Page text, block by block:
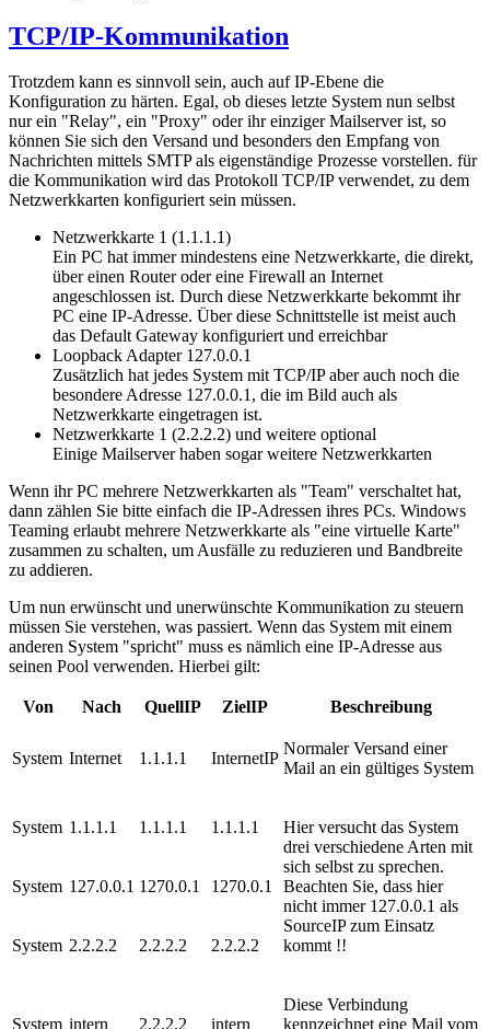
TCP/IP-Kommunikation
Trotzdem kann es sinnvoll sein, auch auf IP-Ebene die
Konfiguration zu härten. Egal, ob dieses letzte System nun selbst
nur ein "Relay", ein "Proxy" oder ihr einziger Mailserver ist, so
können Sie sich den Versand und besonders den Empfang von
Nachrichten mittels SMTP als eigenständige Prozesse vorstellen. für
die Kommunikation wird das Protokoll TCP/IP verwendet, zu dem
Netzwerkkarten konfiguriert sein müssen.
Netzwerkkarte 1 (1.1.1.1)
Ein PC hat immer mindestens eine Netzwerkkarte, die direkt,
über einen Router oder eine Firewall an Internet
angeschlossen ist. Durch diese Netzwerkkarte bekommt ihr
PC eine IP-Adresse. Über diese Schnittstelle ist meist auch
das Default Gateway konfiguriert und erreichbar
Loopback Adapter 127.0.0.1
Zusätzlich hat jedes System mit TCP/IP aber auch noch die
besondere Adresse 127.0.0.1, die im Bild auch als
Netzwerkkarte eingetragen ist.
Netzwerkkarte 1 (2.2.2.2) und weitere optional
Einige Mailserver haben sogar weitere Netzwerkkarten
Wenn ihr PC mehrere Netzwerkkarten als "Team" verschaltet hat,
dann zählen Sie bitte einfach die IP-Adressen ihres PCs. Windows
Teaming erlaubt mehrere Netzwerkkarte als "eine virtuelle Karte"
zusammen zu schalten, um Ausfälle zu reduzieren und Bandbreite
zu addieren.
Um nun erwünscht und unerwünschte Kommunikation zu steuern
müssen Sie verstehen, was passiert. Wenn das System mit einem
anderen System "spricht" muss es nämlich eine IP-Adresse aus
seinen Pool verwenden. Hierbei gilt:
Von Nach QuellIP ZielIP Beschreibung
System Internet 1.1.1.1 InternetIP
Normaler Versand einer
Mail an ein gültiges System
System 1.1.1.1 1.1.1.1 1.1.1.1
Hier versucht das System
drei verschiedene Arten mit
sich selbst zu sprechen.
Beachten Sie, dass hier
nicht immer 127.0.0.1 als
SourceIP zum Einsatz
kommt !!
System 127.0.0.1 1270.0.1 1270.0.1
System 2.2.2.2 2.2.2.2 2.2.2.2
System intern 2.2.2.2 intern
Diese Verbindung
kennzeichnet eine Mail vom